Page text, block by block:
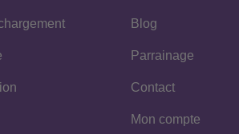
Blog
Parrainage
Contact
Mon compte